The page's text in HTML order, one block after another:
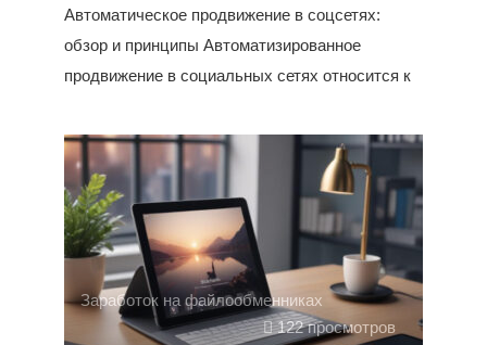
Автоматическое продвижение в соцсетях:
обзор и принципы Автоматизированное
продвижение в социальных сетях относится к
Заработок на файлообменниках
122 просмотров